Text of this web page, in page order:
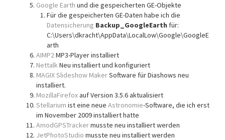
Google Earth und die gespeicherten GE-Objekte
Für die gespeicherten GE-Daten habe ich die
Datensicherung Backup_GoogleEarth für:
C:\Users\dkracht\AppData\LocalLow\Google\GoogleE
arth
AIMP2MP3-Player installiert
NettalkNeu installiert und konfiguriert
MAGIX Slideshow MakerSoftware für Diashows neu
installiert.
MozillaFirefoxauf Version 3.5.6 aktualisiert
Stellarium ist eine neue Astronomie-Software, die ich erst
im November 2009 installiert hatte
AmodGPSTrackermusste neu installiert werden
JetPhotoStudio musste neu installiert werden